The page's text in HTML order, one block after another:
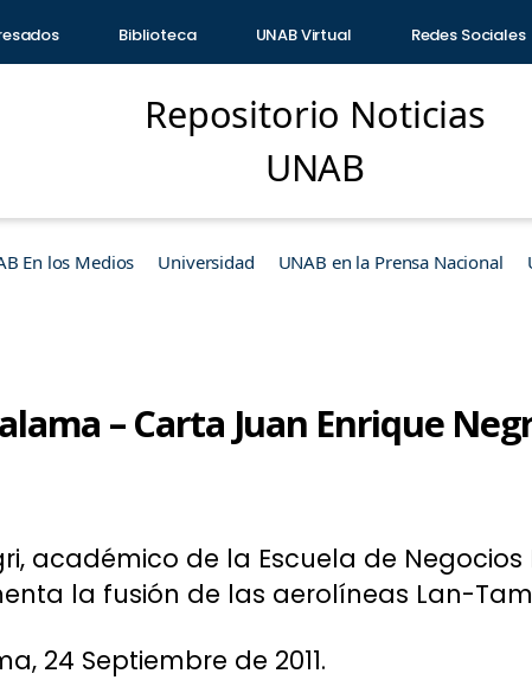
Biblioteca UNAB Virtual Redes Sociales
Repositorio Noticias
UNAB
En los Medios Universidad UNAB en la Prensa Nacional
– Carta Juan Enrique
académico de la Escuela de Negocios
la fusión de las aerolíneas Lan-
24 Septiembre de 2011.